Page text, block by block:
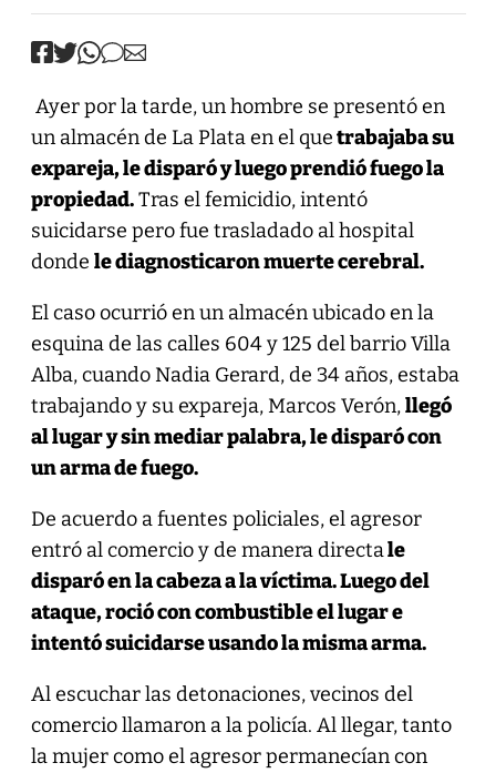
Ayer por la tarde, un hombre se presentó en
un almacén de La Plata en el quetrabajaba su
expareja, le disparó y luego prendió fuego la
propiedad.Tras el femicidio, intentó
suicidarse pero fue trasladado al hospital
donde le diagnosticaron muerte cerebral.
El caso ocurrió en un almacén ubicado en la
esquina de las calles 604 y 125 del barrio Villa
Alba, cuando Nadia Gerard, de 34 años, estaba
trabajando y su expareja, Marcos Verón,llegó
al lugar y sin mediar palabra, le disparó con
un arma de fuego.
De acuerdo a fuentes policiales, el agresor
entró al comercio y de manera directale
disparó en la cabeza a la víctima. Luego del
ataque, roció con combustible el lugar e
intentó suicidarse usando la misma arma.
Al escuchar las detonaciones, vecinos del
comercio llamaron a la policía. Al llegar, tanto
la mujer como el agresor permanecían con